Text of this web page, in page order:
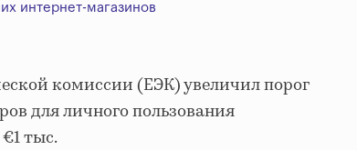
интернет-магазинов
комиссии (ЕЭК) увеличил порог
для личного пользования
тыс.